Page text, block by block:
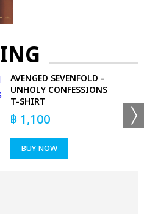
AVENGED SEVENFOLD -
UNHOLY CONFESSIONS
T-SHIRT
฿ 1,100
BUY NOW